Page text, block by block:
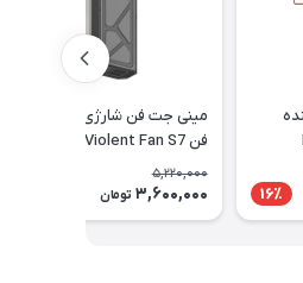
16٪
مینی جت فن شارژی توربو
فن Violent Fan S7
5,220,000
3,600,000 تومان